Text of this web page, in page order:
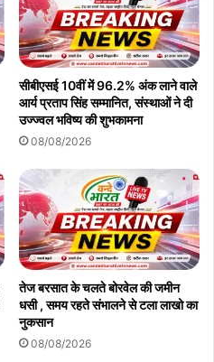
सीबीएसई 10वीं में 96.2% अंक लाने वाले
आर्य प्रताप सिंह सम्मानित, संस्थाओं ने दी
उज्ज्वल भविष्य की शुभकामना
08/08/2026
तेज बरसात के चलते बोरवेल की जमीन
धसी , समय रहते संभालने से टला लाखो का
नुकसान
08/08/2026